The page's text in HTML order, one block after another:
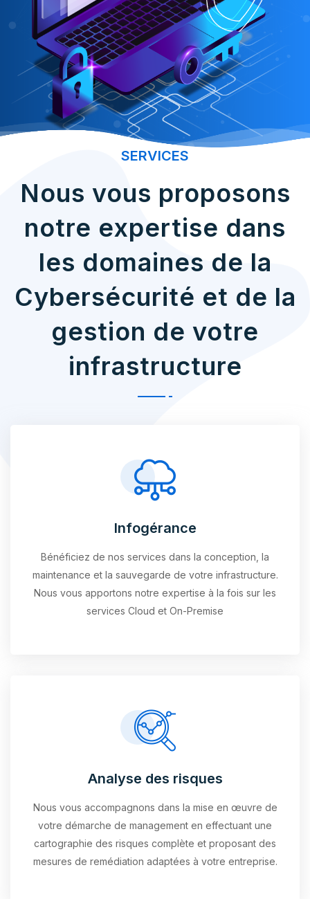
SERVICES
Nous vous proposons
notre expertise dans
les domaines de la
Cybersécurité et de la
gestion de votre
infrastructure
Infogérance
Bénéficiez de nos services dans la conception, la
maintenance et la sauvegarde de votre infrastructure.
Nous vous apportons notre expertise à la fois sur les
services Cloud et On-Premise
Analyse des risques
Nous vous accompagnons dans la mise en œuvre de
votre démarche de management en effectuant une
cartographie des risques complète et proposant des
mesures de remédiation adaptées à votre entreprise.